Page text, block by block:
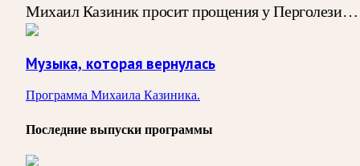
Михаил Казиник просит прощения у Перголези…
Музыка, которая вернулась
Программа Михаила Казиника.
Последние выпуски программы